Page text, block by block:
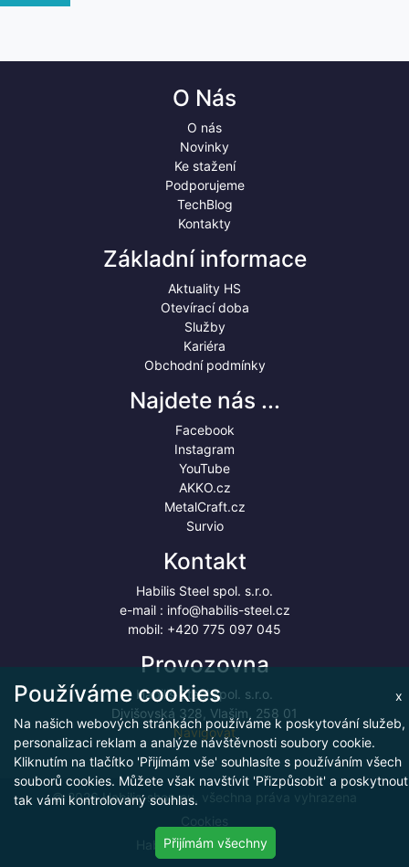
O Nás
O nás
Novinky
Ke stažení
Podporujeme
TechBlog
Kontakty
Základní informace
Aktuality HS
Otevírací doba
Služby
Kariéra
Obchodní podmínky
Najdete nás ...
Facebook
Instagram
YouTube
AKKO.cz
MetalCraft.cz
Survio
Kontakt
Habilis Steel spol. s.r.o.
e-mail : info@habilis-steel.cz
mobil: +420 775 097 045
Provozovna
Habilis Steel spol. s.r.o.
Divišovská 328, Vlašim, 258 01
Navigovat
© 2026 Habilis-shop.eu, všechna práva vyhrazena
Cookies
Habilis Steel spol. s.r.o.
x
Používáme cookies
Na našich webových stránkách používáme k poskytování služeb,
personalizaci reklam a analýze návštěvnosti soubory cookie.
Kliknutím na tlačítko 'Přijímám vše' souhlasíte s používáním všech
souborů cookies. Můžete však navštívit 'Přizpůsobit' a poskytnout
tak vámi kontrolovaný souhlas.
Přijímám všechny